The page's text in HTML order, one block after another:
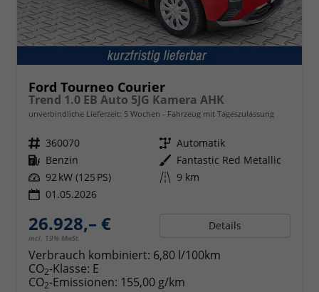
Ford Tourneo Courier
Trend 1.0 EB Auto 5JG Kamera AHK
unverbindliche Lieferzeit: 5 Wochen Fahrzeug mit Tageszulassung
Fahrzeugnr. 360070 Getriebe Automatik
Kraftstoff Benzin Außenfarbe Fantastic Red Metallic
Leistung 92 kW (125 PS) Kilometerstand 9 km
01.05.2026
26.928,– €
incl. 19% MwSt.
Details
Verbrauch kombiniert: 6,80 l/100km
CO2-Klasse: E
CO2-Emissionen: 155,00 g/km